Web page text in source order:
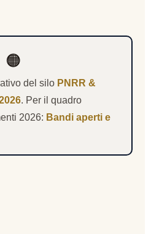
🟠
del silo PNRR &
. Per il quadro
2026: Bandi aperti e